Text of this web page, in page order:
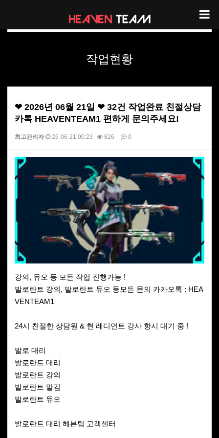
헤븐팀 작업현황
작업현황
❤ 2026년 06월 21일 ❤ 32건 작업완료 친절상담
카톡 HEAVENTEAM1 편하게 문의주세요!
최고관리자 26-06-21 00:23 826 0
본문
강의, 듀오 등 모든 작업 진행가능 !
발로란트 강의, 발로란트 듀오 등모든 문의 카카오톡 : HEA
VENTEAM1
24시 친절한 상담원 & 현 레디언트 강사 항시 대기 중 !
발로 대리
발로란트 대리
발로란트 강의
발로란트 맡김
발로란트 듀오
발로란트 대리 헤븐팀 고객센터